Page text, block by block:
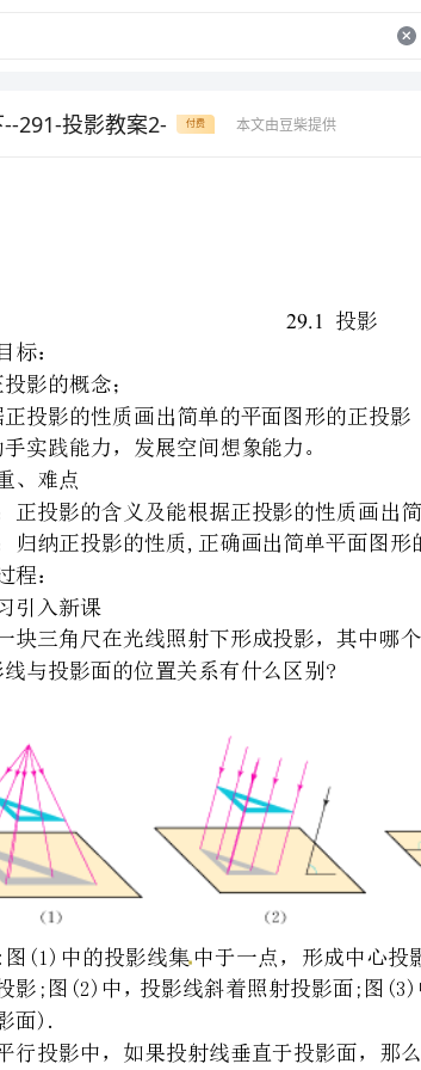
291-投影教案2- 付费 本文由豆柴提供
(3)铁丝垂直于投影面(铁丝不一定要与投影面有公共点).
三种情形下铁丝的正投影各是什么形状
教学难点：归纳正投影的性质,正确画出简单平面图形的正投影
(3)的投影线与投影面的位置关系有什么区别?
1、如图，把一根直的细铁丝(记为安线段AB)放在三个不同位置: